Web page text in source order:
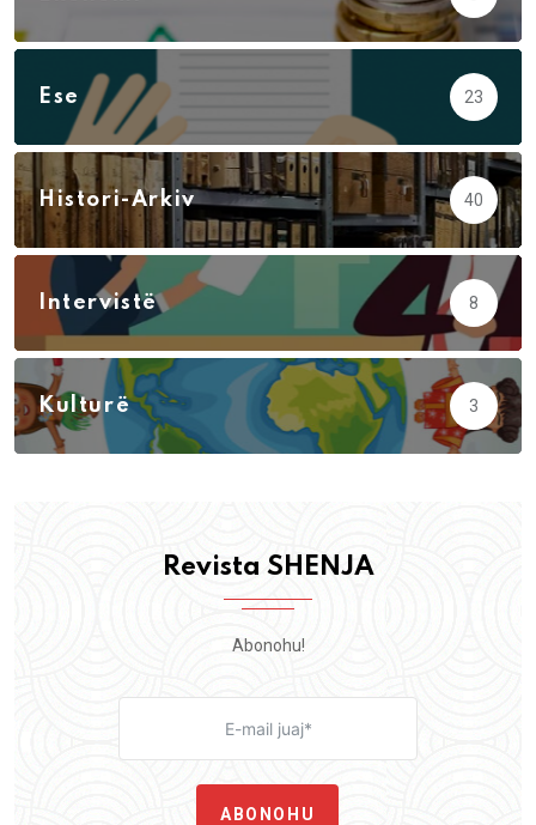
Ese 23
Histori-Arkiv 40
Intervistë 8
Kulturë 3
Revista SHENJA
Abonohu!
ABONOHU